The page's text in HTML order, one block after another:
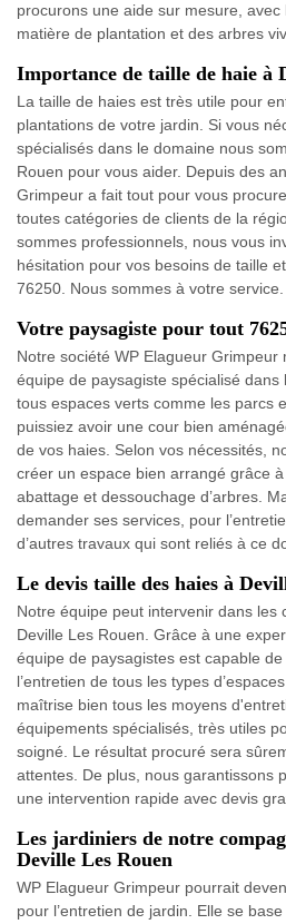
procurons une aide sur mesure,
matière de plantation et des arbres
Importance de taille de haie à
La taille de haies est très utile pour
plantations de votre jardin. Si vous
spécialisés dans le domaine nous
Rouen pour vous aider. Depuis des
Grimpeur a fait tout pour vous
toutes catégories de clients de la
sommes professionnels, nous vous
hésitation pour vos besoins de taille
76250. Nous sommes à votre service.
Votre paysagiste pour tout
Notre société WP Elagueur Grimpeur
équipe de paysagiste spécialisé dans
tous espaces verts comme les parcs
puissiez avoir une cour bien
de vos haies. Selon vos nécessités,
créer un espace bien arrangé grâce
abattage et dessouchage d’arbres.
demander ses services, pour
d’autres travaux qui sont reliés à ce
Le devis taille des haies à
Notre équipe peut intervenir dans les
Deville Les Rouen. Grâce à une
équipe de paysagistes est capable
l’entretien de tous les types
maîtrise bien tous les moyens
équipements spécialisés, très utiles
soigné. Le résultat procuré sera
attentes. De plus, nous garantissons
une intervention rapide avec devis
Les jardiniers de notre
Deville Les Rouen
WP Elagueur Grimpeur pourrait
pour l’entretien de jardin. Elle se